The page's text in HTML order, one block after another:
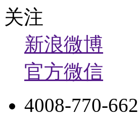
关注
新浪微博
官方微信
4008-770-662